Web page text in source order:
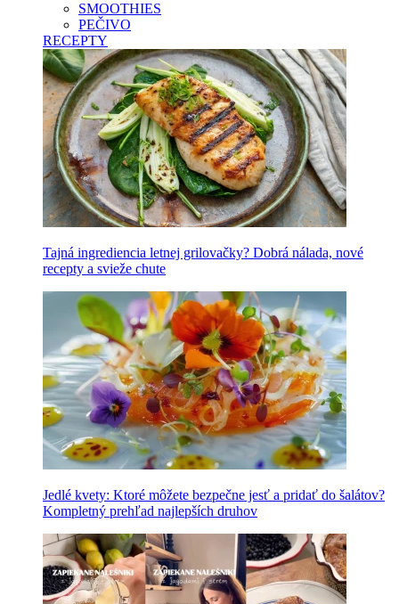
SMOOTHIES
PEČIVO
RECEPTY
Tajná ingrediencia letnej grilovačky? Dobrá nálada, nové
recepty a svieže chute
Jedlé kvety: Ktoré môžete bezpečne jesť a pridať do šalátov?
Kompletný prehľad najlepších druhov